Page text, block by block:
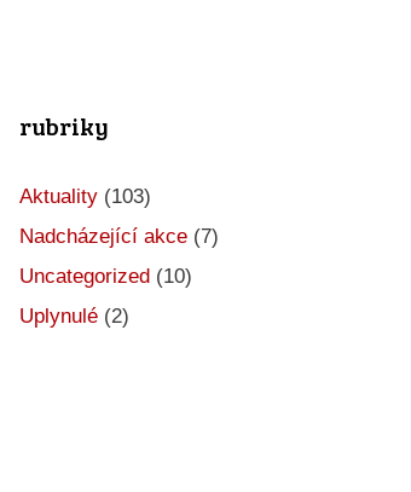
rubriky
Aktuality(103)
Nadcházející akce(7)
Uncategorized(10)
Uplynulé(2)